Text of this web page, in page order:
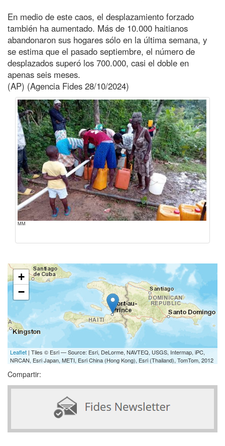
En medio de este caos, el desplazamiento forzado
también ha aumentado. Más de 10.000 haitianos
abandonaron sus hogares sólo en la última semana, y
se estima que el pasado septiembre, el número de
desplazados superó los 700.000, casi el doble en
apenas seis meses.
(AP) (Agencia Fides 28/10/2024)
MM
+
−
Leaflet | Tiles © Esri — Source: Esri, DeLorme, NAVTEQ, USGS, Intermap, iPC,
NRCAN, Esri Japan, METI, Esri China (Hong Kong), Esri (Thailand), TomTom, 2012
Compartir: